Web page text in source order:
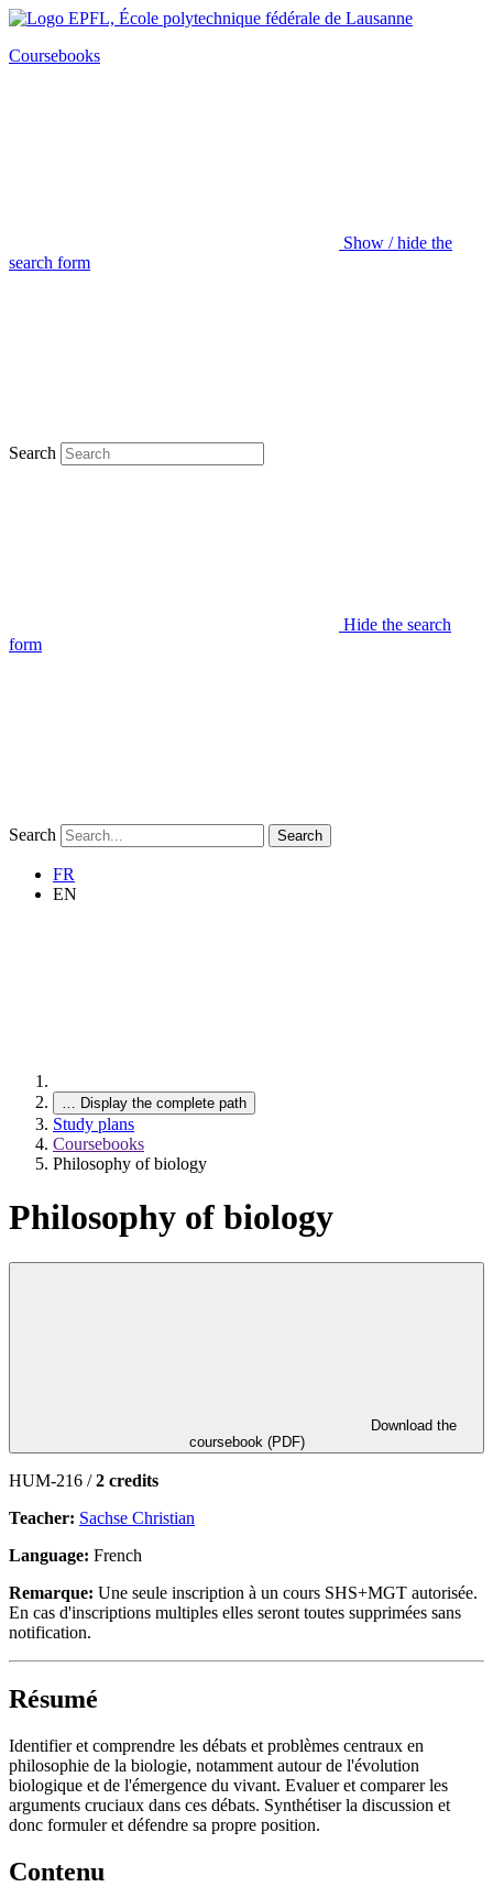
Coursebooks
Show / hide the
search form
Search
Hide the search
form
Search Search
FR
EN
… Display the complete path
Study plans
Coursebooks
Philosophy of biology
Philosophy of biology
coursebook (PDF)
HUM-216 /2 credits
Teacher: Sachse Christian
Language: French
Remarque: Une seule inscription à un cours SHS+MGT autorisée.
En cas d'inscriptions multiples elles seront toutes supprimées sans
notification.
Résumé
Identifier et comprendre les débats et problèmes centraux en
philosophie de la biologie, notamment autour de l'évolution
biologique et de l'émergence du vivant. Evaluer et comparer les
arguments cruciaux dans ces débats. Synthétiser la discussion et
donc formuler et défendre sa propre position.
Contenu